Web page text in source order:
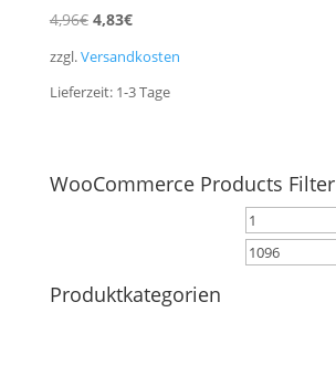
4,96€ Ursprünglicher
4,96€
4,83€Aktueller
4,83€.
zzgl.Versandkosten
Lieferzeit: 1-3Tage
WooCommerce Products Filter
Produktkategorien